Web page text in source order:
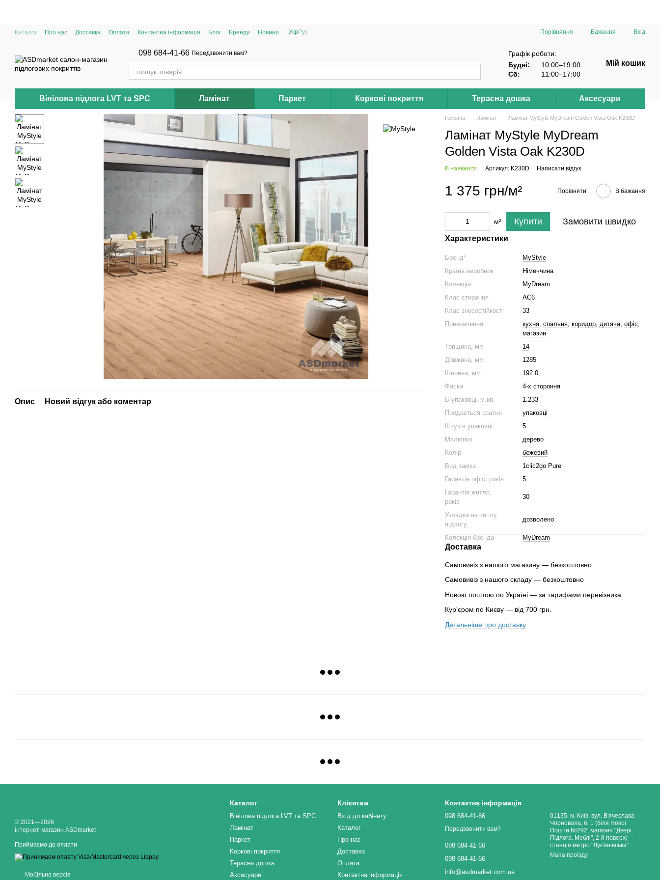
Каталог Про нас Доставка Оплата Контактна інформація Блог Бренди Новини УкрРус Порівняння Бажання Вхід
098 684-41-66 Передзвонити вам?
Графік роботи:
Будні:
10:00–19:00
Сб:
11:00–17:00
Мій кошик
Вінілова підлога LVT та SPC Ламінат Паркет Коркові покриття Терасна дошка Аксесуари
Опис Новий відгук або коментар
Головна Ламінат Ламінат MyStyle MyDream Golden Vista Oak K230D
Ламінат MyStyle MyDream
Golden Vista Oak K230D
В наявності Артикул: K230D Написати відгук
1 375 грн/м² Порівняти В бажання
м² Купити Замовити швидко
Характеристики
Бренд*
MyStyle
Країна виробник
Німеччина
Колекція
MyDream
Клас стирання
AC6
Клас зносостійкості
33
Призначення
кухня, спальня, коридор, дитяча, офіс,
магазин
Товщина, мм
14
Довжина, мм
1285
Ширина, мм
192.0
Фаска
4-х стороння
В упаковці, м.кв.
1.233
Продається кратно
упаковці
Штук в упаковці
5
Малюнок
дерево
Колір
бежевий
Вид замка
1clic2go Pure
Гарантія офіс, років
5
Гарантія житло,
років
30
Укладка на теплу
підлогу
дозволено
Колекція бренда MyDream
Доставка
Самовивіз з нашого магазину — безкоштовно
Самовивіз з нашого складу — безкоштовно
Новою поштою по Україні — за тарифами перевізника
Кур'єром по Києву — від 700 грн.
Детальніше про доставку
© 2021—2026
інтернет-магазин ASDmarket
Приймаємо до оплати
Мобільна версія
Каталог
Вінілова підлога LVT та SPC
Ламінат
Паркет
Коркові покриття
Терасна дошка
Аксесуари
Клієнтам
Вхід до кабінету
Каталог
Про нас
Доставка
Оплата
Контактна інформація
Контактна інформація
098 684-41-66
Передзвонити вам?
098 684-41-66
098 684-41-66
info@asdmarket.com.ua
01135, м. Київ, вул. В'ячеслава
Чорновола, б. 1 (біля Нової
Пошти №292, магазин "Двері.
Підлога. Меблі", 2-й поверх)
станція метро "Лук'янівська"
Мапа проїзду